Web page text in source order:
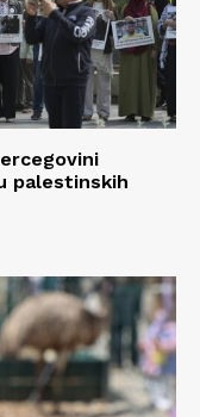
palestinskih